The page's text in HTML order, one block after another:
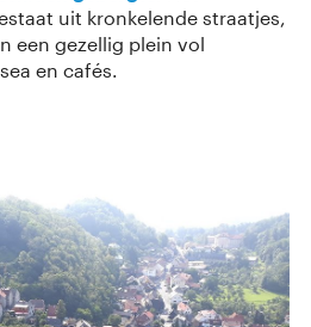
uit kronkelende straatjes,
een gezellig plein vol
en cafés.